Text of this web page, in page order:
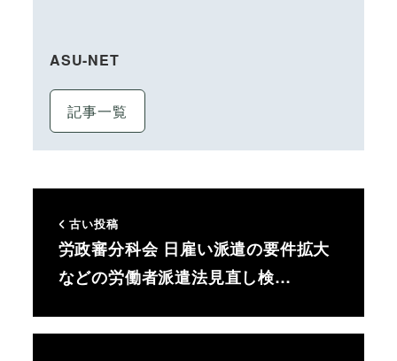
ASU-NET
記事一覧
古い投稿
労政審分科会 日雇い派遣の要件拡大
などの労働者派遣法見直し検…